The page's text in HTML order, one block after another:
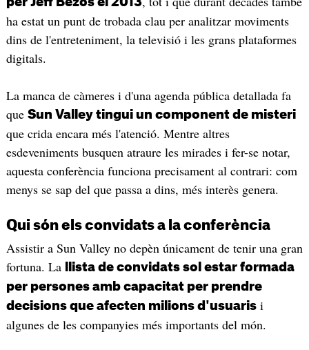
ha estat un punt de trobada clau per analitzar moviments
dins de l'entreteniment, la televisió i les grans plataformes
digitals.
La manca de càmeres i d'una agenda pública detallada fa
que Sun Valley tingui un component de misteri
que crida encara més l'atenció. Mentre altres
esdeveniments busquen atraure les mirades i fer-se notar,
aquesta conferència funciona precisament al contrari: com
menys se sap del que passa a dins, més interès genera.
Qui són els convidats a la conferència
Assistir a Sun Valley no depèn únicament de tenir una gran
fortuna. La
llista de convidats sol estar formada
per persones amb capacitat per prendre
decisions que afecten milions d'usuarisi
algunes de les companyies més importants del món.